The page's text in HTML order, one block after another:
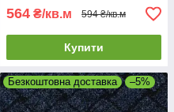
564 ₴/кв.м 594 ₴/кв.м
Купити
Безкоштовна доставка –5%